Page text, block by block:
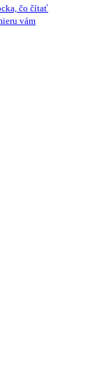
čo čítať
vám